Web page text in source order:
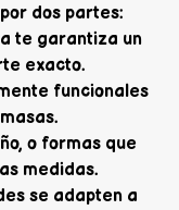
dos partes:
te garantiza un
exacto.
funcionales
o formas que
medidas.
se adapten a